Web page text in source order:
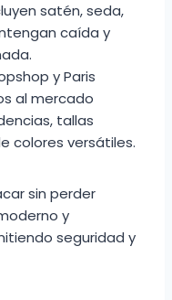
satén, seda,
caída y
y Paris
al mercado
tallas
colores versátiles.
sin perder
y
seguridad y